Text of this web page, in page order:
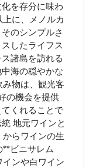
を存分に味わ
に、メノルカ
のシンプルさ
したライフス
諸島を訪れる
海の穏やかな
物は、観光客
の機会を提供
くれることで
地元ワインと
らワインの生
ビニサレム
ンや白ワイン